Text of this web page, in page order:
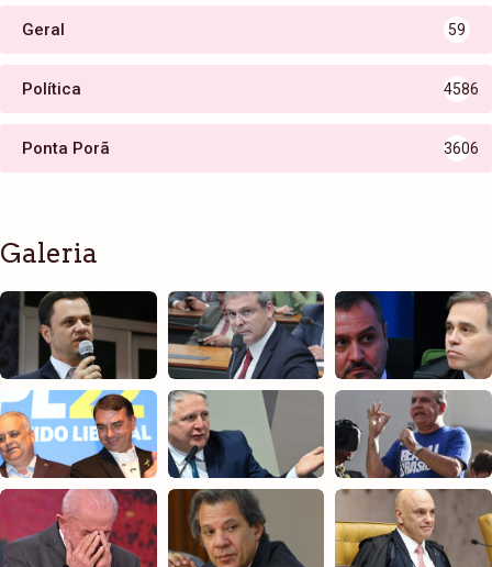
Geral 59
Política 4586
Ponta Porã 3606
Galeria